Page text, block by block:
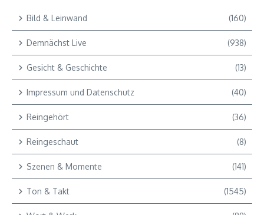
Bild & Leinwand (160)
Demnächst Live (938)
Gesicht & Geschichte (13)
Impressum und Datenschutz (40)
Reingehört (36)
Reingeschaut (8)
Szenen & Momente (141)
Ton & Takt (1545)